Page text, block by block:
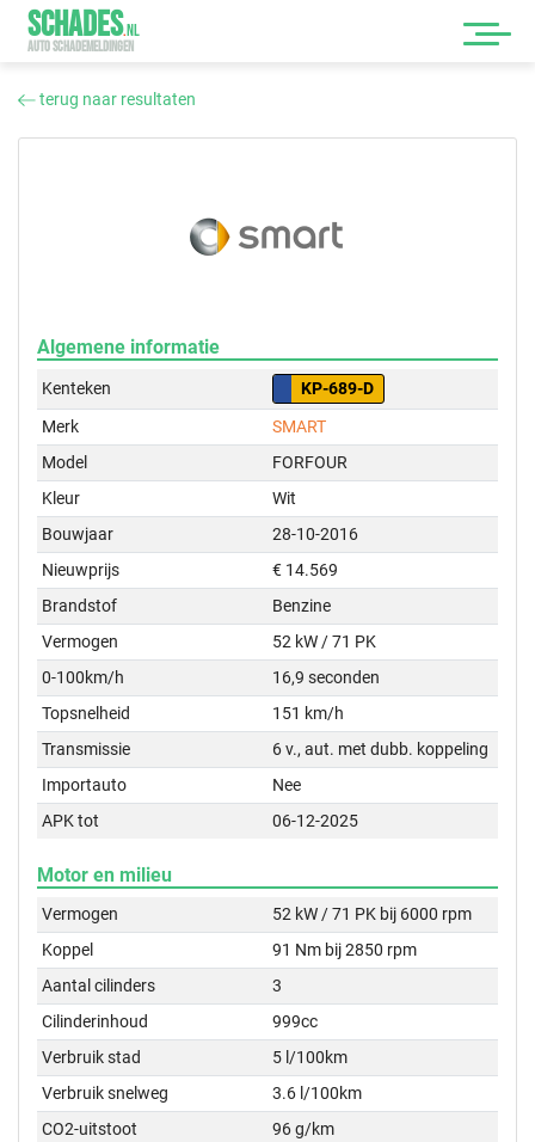
SCHADES.NL
AUTO SCHADEMELDINGEN
terug naar resultaten
Algemene informatie
Kenteken
KP-689-D
Merk
SMART
Model
FORFOUR
Kleur
Wit
Bouwjaar
28-10-2016
Nieuwprijs
€ 14.569
Brandstof
Benzine
Vermogen
52 kW / 71 PK
0-100km/h
16,9 seconden
Topsnelheid
151 km/h
Transmissie
6 v., aut. met dubb. koppeling
Importauto
Nee
APK tot
06-12-2025
Motor en milieu
Vermogen
52 kW / 71 PK bij 6000 rpm
Koppel
91 Nm bij 2850 rpm
Aantal cilinders
3
Cilinderinhoud
999cc
Verbruik stad
5 l/100km
Verbruik snelweg
3.6 l/100km
CO2-uitstoot
96 g/km